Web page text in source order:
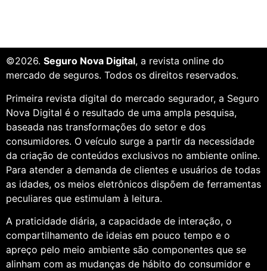
©2026. Seguro Nova Digital, a revista online do
mercado de seguros. Todos os direitos reservados.
Primeira revista digital do mercado segurador, a Seguro
Nova Digital é o resultado de uma ampla pesquisa,
baseada nas transformações do setor e dos
consumidores. O veículo surge a partir da necessidade
da criação de conteúdos exclusivos no ambiente online.
Para atender a demanda de clientes e usuários de todas
as idades, os meios eletrônicos dispõem de ferramentas
peculiares que estimulam à leitura.
A praticidade diária, a capacidade de interação, o
compartilhamento de ideias em pouco tempo e o
apreço pelo meio ambiente são componentes que se
alinham com as mudanças de hábito do consumidor e